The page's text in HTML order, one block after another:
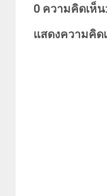
0 ความคิดเห็น:
แสดงความคิด